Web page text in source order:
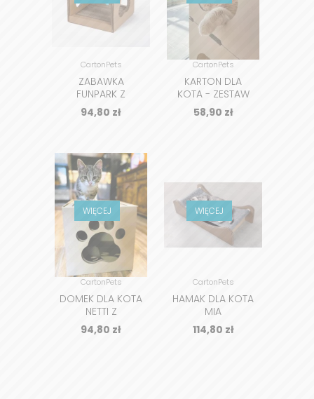
CartonPets
ZABAWKA
FUNPARK Z
DRAPAKIEM
94,80 zł
CartonPets
KARTON DLA
KOTA - ZESTAW
TWINS
58,90 zł
WIĘCEJ
CartonPets
DOMEK DLA KOTA
NETTI Z
DRAPAKIEM
94,80 zł
WIĘCEJ
CartonPets
HAMAK DLA KOTA
MIA
114,80 zł